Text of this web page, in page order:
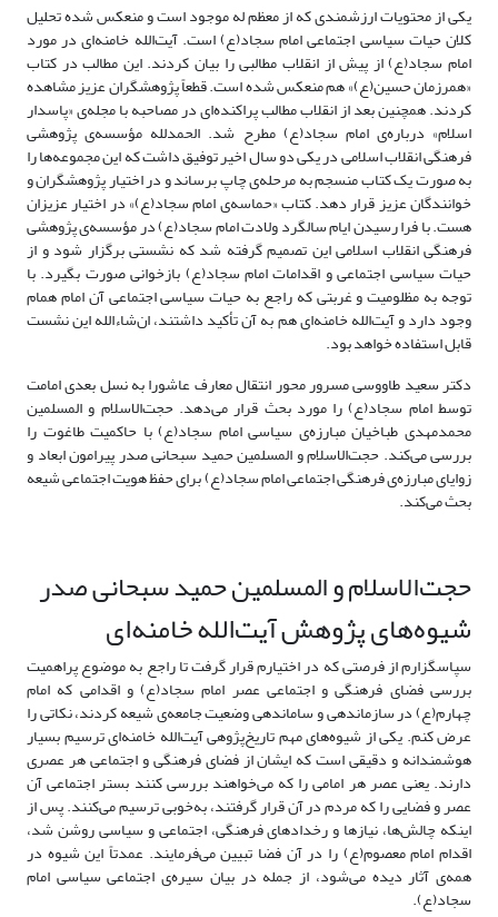
یکی از محتویات ارزشمندی که از معظم له موجود است و منعکس شده تحلیل
کلان حیات سیاسی اجتماعی امام سجاد(ع) است. آیت‌الله خامنه‌ای در مورد
امام سجاد(ع) از پیش از انقلاب مطالبی را بیان کردند. این مطالب در کتاب
«همرزمان حسین(ع)» هم منعکس شده است. قطعاً پژوهشگران عزیز مشاهده
کردند. همچنین بعد از انقلاب مطالب پراکنده‌ای در مصاحبه با مجله‌ی «پاسدار
اسلام» درباره‌ی امام سجاد(ع) مطرح شد. الحمدلله مؤسسه‌ی پژوهشی
فرهنگی انقلاب اسلامی در یکی دو سال اخیر توفیق داشت که این مجموعه‌ها را
به صورت یک کتاب منسجم به مرحله‌ی چاپ برساند و در اختیار پژوهشگران و
خوانندگان عزیز قرار دهد. کتاب «حماسه‌ی امام سجاد(ع)» در اختیار عزیزان
هست. با فرا رسیدن ایام سالگرد ولادت امام سجاد(ع) در مؤسسه‌ی پژوهشی
فرهنگی انقلاب اسلامی این تصمیم گرفته شد که نشستی برگزار شود و از
حیات سیاسی اجتماعی و اقدامات امام سجاد(ع) بازخوانی صورت بگیرد. با
توجه به مظلومیت و غربتی که راجع به حیات سیاسی اجتماعی آن امام همام
وجود دارد و آیت‌الله خامنه‌ای هم به آن تأکید داشتند، ان‌شاءالله این نشست
قابل استفاده خواهد بود.
دکتر سعید طاووسی مسرور محور انتقال معارف عاشورا به نسل بعدی امامت
توسط امام سجاد(ع) را مورد بحث قرار می‌دهد. حجت‌الاسلام و المسلمین
محمدمهدی طباخیان مبارزه‌ی سیاسی امام سجاد(ع) با حاکمیت طاغوت را
بررسی می‌کند. حجت‌الاسلام و المسلمین حمید سبحانی صدر پیرامون ابعاد و
زوایای مبارزه‌ی فرهنگی اجتماعی امام سجاد(ع) برای حفظ هویت اجتماعی شیعه
بحث می‌کند.
حجت‌الاسلام و المسلمین حمید سبحانی صدر
شیوه‌های پژوهش آیت‌الله خامنه‌ای
سپاسگزارم از فرصتی که در اختیارم قرار گرفت تا راجع به موضوع پراهمیت
بررسی فضای فرهنگی و اجتماعی عصر امام سجاد(ع) و اقدامی که امام
چهارم(ع) در سازماندهی و ساماندهی وضعیت جامعه‌ی شیعه کردند، نکاتی را
عرض کنم. یکی از شیوه‌های مهم تاریخ‌پژوهی آیت‌الله خامنه‌ای ترسیم بسیار
هوشمندانه و دقیقی است که ایشان از فضای فرهنگی و اجتماعی هر عصری
دارند. یعنی عصر هر امامی را که می‌خواهند بررسی کنند بستر اجتماعی آن
عصر و فضایی را که مردم در آن قرار گرفتند، به‌خوبی ترسیم می‌کنند. پس از
اینکه چالش‌ها، نیازها و رخدادهای فرهنگی، اجتماعی و سیاسی روشن شد،
اقدام امام معصوم(ع) را در آن فضا تبیین می‌فرمایند. عمدتاً این شیوه در
همه‌ی آثار دیده می‌شود، از جمله در بیان سیره‌ی اجتماعی سیاسی امام
سجاد(ع).